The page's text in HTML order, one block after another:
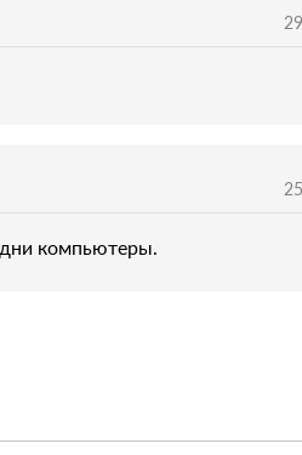
компьютеры.